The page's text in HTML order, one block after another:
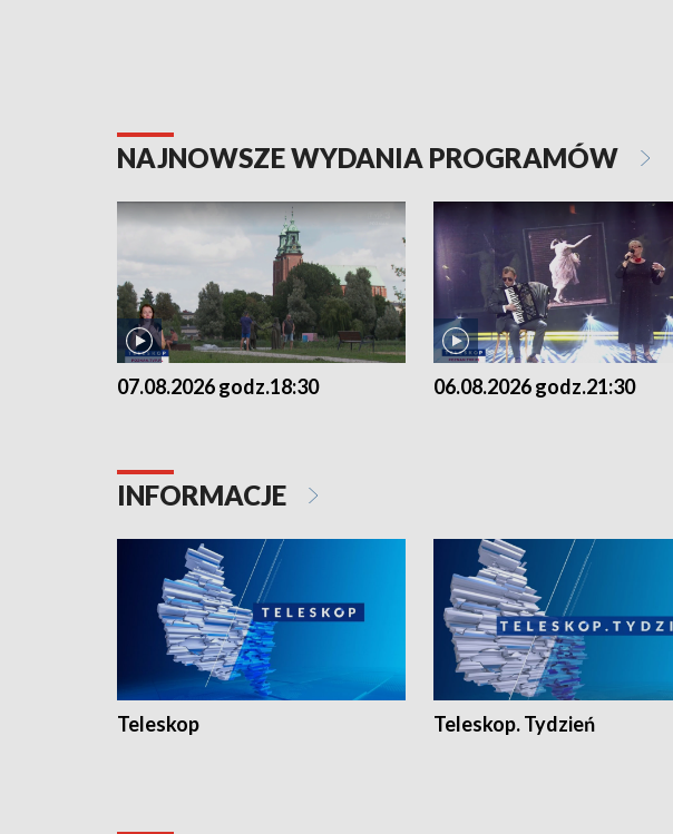
NAJNOWSZE WYDANIA PROGRAMÓW
07.08.2026 godz.18:30 06.08.2026 godz.21:30
INFORMACJE
Teleskop Teleskop. Tydzień